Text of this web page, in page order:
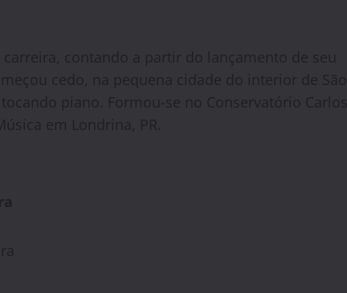
contando a partir do lançamento de seu
cedo, na pequena cidade do interior de São
piano. Formou-se no Conservatório Carlos
em Londrina, PR.